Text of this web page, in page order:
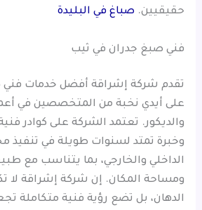
حقيقيين. صباغ في البليدة
فني صبغ جدران في ثيب
تقدم شركة إشراقة أفضل خدمات
على أيدي نخبة من المتخصصين في
والديكور. تعتمد الشركة على كوادر
وخبرة تمتد لسنوات طويلة في تنفيذ
الداخلي والخارجي، بما يتناسب مع
ومساحة المكان. إن شركة إشراقة لا
الدهان، بل تضع رؤية فنية متكاملة